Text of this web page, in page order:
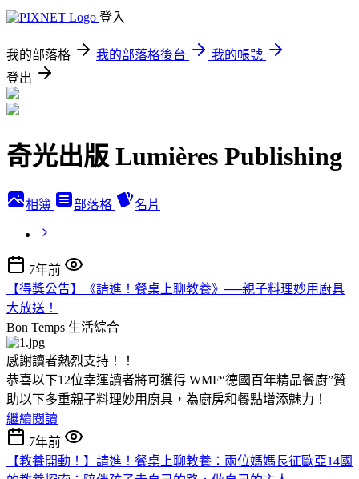
登入
我的部落格 我的部落格後台
我的帳號
登出
奇光出版 Lumières Publishing
相簿 部落格 名片
7年前
【得獎公告】《請進！餐桌上聊教養》──親子料理妙用廚具
大放送！
Bon Temps 生活綜合
感謝讀者熱烈支持！！
恭喜以下12位幸運讀者將可獲得 WMF“德國百年精品餐廚”贊
助以下多重親子料理妙用廚具，為廚房和餐點增添魅力！
繼續閱讀
7年前
【教養開動！】請進！餐桌上聊教養：兩位媽媽長征歐亞14國